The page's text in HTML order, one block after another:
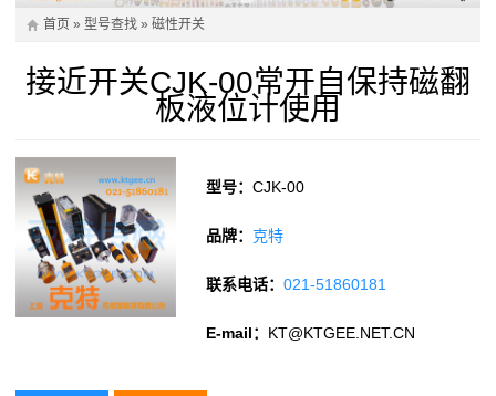
首页 » 型号查找 » 磁性开关
接近开关CJK-00常开自保持磁翻
板液位计使用
型号：CJK-00
品牌： 克特
联系电话：021-51860181
E-mail： KT@KTGEE.NET.CN